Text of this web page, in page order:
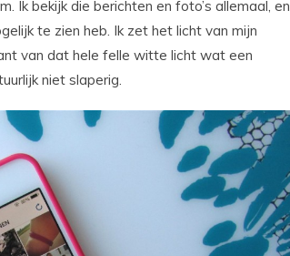
Ik bekijk die berichten en foto’s allemaal, en
te zien heb. Ik zet het licht van mijn
van dat hele felle witte licht wat een
niet slaperig.